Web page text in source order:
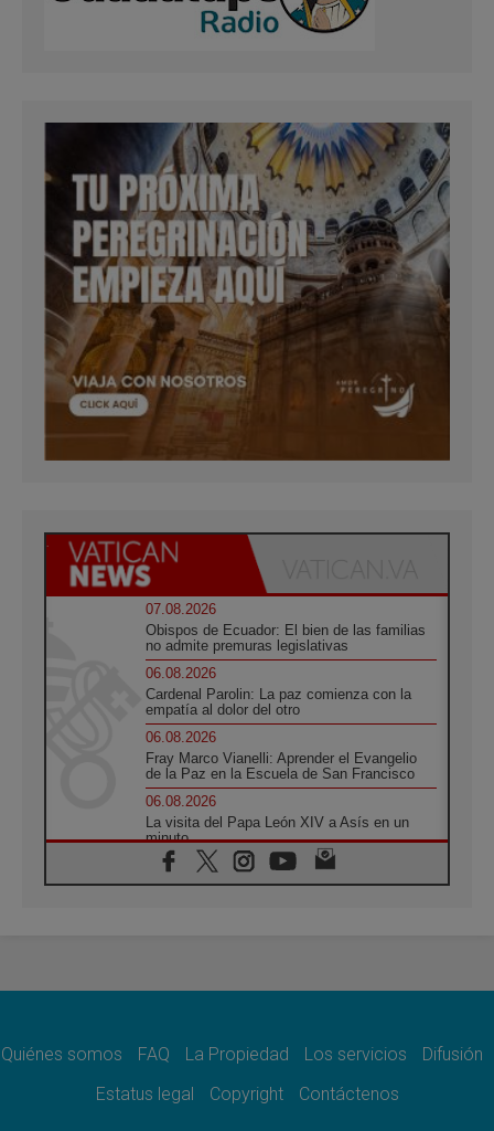
07.08.2026
Obispos de Ecuador: El bien de las familias
no admite premuras legislativas
06.08.2026
Cardenal Parolin: La paz comienza con la
empatía al dolor del otro
06.08.2026
Fray Marco Vianelli: Aprender el Evangelio
de la Paz en la Escuela de San Francisco
06.08.2026
La visita del Papa León XIV a Asís en un
minuto
06.08.2026
El agradecimiento de los jóvenes al Papa:
Comienzan "Diez Días Oración por la Paz"
Pizzaballa en Asís: los cristianos quieren
Quiénes somos FAQ La Propiedad Los servicios
Difusión
Estatus legal
Copyright Contáctenos